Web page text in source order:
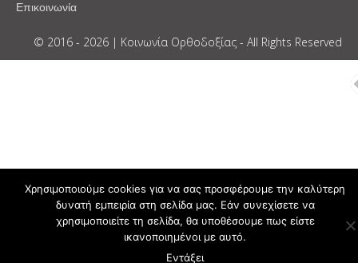
Επικοινωνία
© 2016 - 2026 | Κοινωνία Ορθοδοξίας - All Rights Reserved
Χρησιμοποιούμε cookies για να σας προσφέρουμε την καλύτερη
δυνατή εμπειρία στη σελίδα μας. Εάν συνεχίσετε να
χρησιμοποιείτε τη σελίδα, θα υποθέσουμε πως είστε
ικανοποιημένοι με αυτό.
Εντάξει